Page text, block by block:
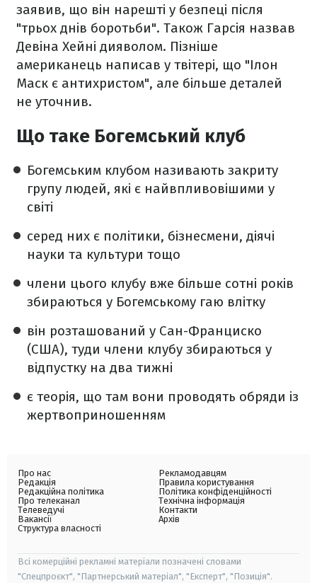
заявив, що він нарешті у безпеці після
"трьох днів боротьби". Також Гарсія назвав
Девіна Хейні дияволом. Пізніше
американець написав у твітері, що "Ілон
Маск є антихристом", але більше деталей
не уточнив.
Що таке Богемський клуб
Богемським клубом називають закриту
групу людей, які є найвпливовішими у
світі
серед них є політики, бізнесмени, діячі
науки та культури тощо
члени цього клубу вже більше сотні років
збираються у Богемському гаю влітку
він розташований у Сан-Франциско
(США), туди члени клубу збираються у
відпустку на два тижні
є теорія, що там вони проводять обряди із
жертвоприношенням
Про нас
Редакція
Редакційна політика
Про телеканал
Телеведучі
Вакансії
Структура власності
Рекламодавцям
Правила користування
Політика конфіденційності
Технічна інформація
Контакти
Архів
Всі комерційні рекламні матеріали позначені словами
"Спецпроєкт", "Партнерський матеріал", "Експерт", "Позиція".